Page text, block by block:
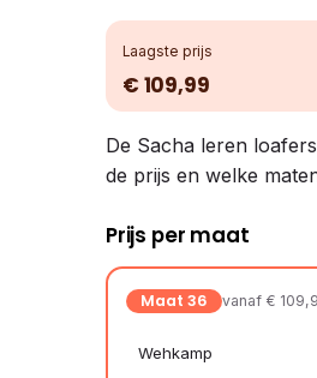
Laagste prijs
€ 109,99
De Sacha leren
de prijs en welke
Prijs per maat
Maat 36 vanaf €
Wehkamp